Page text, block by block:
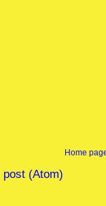
Home
(Atom)